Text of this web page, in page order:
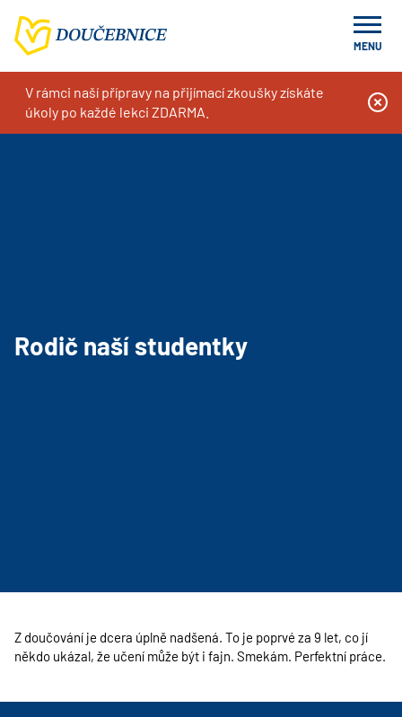
MENU
V rámci naší přípravy na přijímací zkoušky získáte
úkoly po každé lekci ZDARMA.
Doučování na míru, kurzy a příprava k přijímacím zkouškám
Rodič naší studentky
Rodič naší studentky
Z doučování je dcera úplně nadšená. To je poprvé za 9 let, co jí
někdo ukázal, že učení může být i fajn. Smekám. Perfektní práce.